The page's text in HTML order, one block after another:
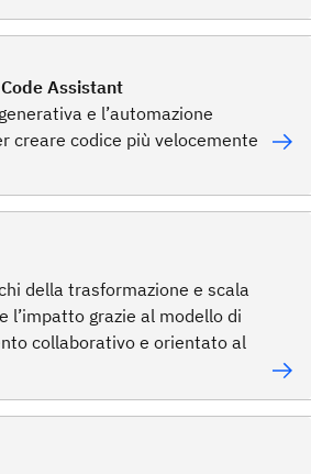
Assistant
e l’automazione
creare codice più velocemente
della trasformazione e scala
l’impatto grazie al modello di
collaborativo e orientato al